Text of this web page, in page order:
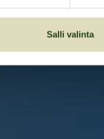
Salli valinta